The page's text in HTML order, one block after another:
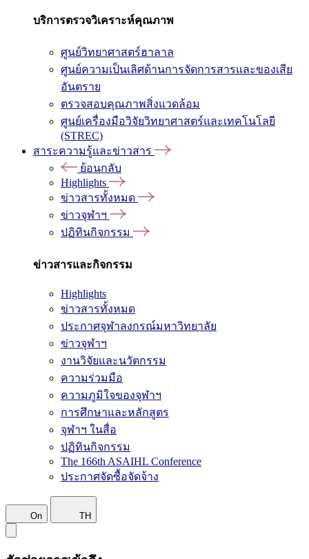
บริการตรวจวิเคราะห์คุณภาพ
ศูนย์วิทยาศาสตร์ฮาลาล
ศูนย์ความเป็นเลิศด้านการจัดการสารและของเสีย
อันตราย
ตรวจสอบคุณภาพสิ่งแวดล้อม
ศูนย์เครื่องมือวิจัยวิทยาศาสตร์และเทคโนโลยี
(STREC)
สาระความรู้และข่าวสาร
ย้อนกลับ
Highlights
ข่าวสารทั้งหมด
ข่าวจุฬาฯ
ปฏิทินกิจกรรม
ข่าวสารและกิจกรรม
Highlights
ข่าวสารทั้งหมด
ประกาศจุฬาลงกรณ์มหาวิทยาลัย
ข่าวจุฬาฯ
งานวิจัยและนวัตกรรม
ความร่วมมือ
ความภูมิใจของจุฬาฯ
การศึกษาและหลักสูตร
จุฬาฯ ในสื่อ
ปฏิทินกิจกรรม
The 166th ASAIHL Conference
ประกาศจัดซื้อจัดจ้าง
On TH